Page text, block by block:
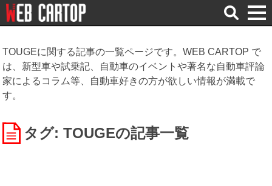
検
索
TOUGEに関する記事の一覧ページです。WEB CARTOP で
は、新型車や試乗記、自動車のイベントや著名な自動車評論
家によるコラム等、自動車好きの方が欲しい情報が満載で
す。
タグ: TOUGEの記事一覧